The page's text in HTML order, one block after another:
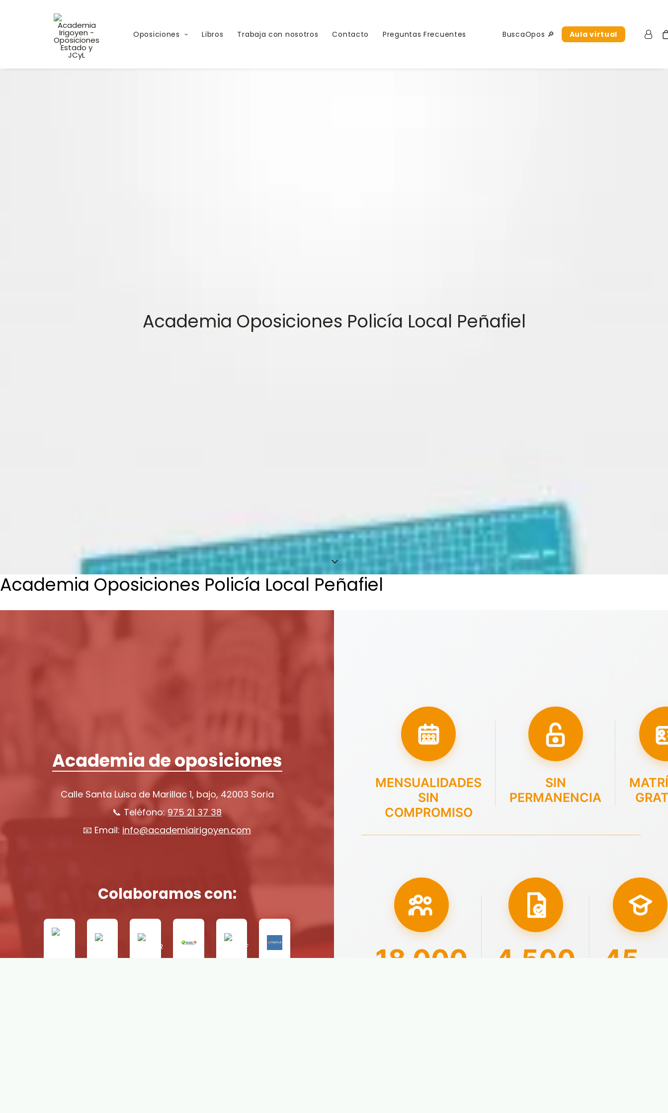
Oposiciones Libros Trabaja con nosotros Contacto Preguntas Frecuentes BuscaOpos 🔎 Aula virtual
Academia Oposiciones Policía Local Peñafiel
Academia Oposiciones Policía Local Peñafiel
Academia de oposiciones
Calle Santa Luisa de Marillac 1, bajo, 42003 Soria
📞 Teléfono: 975 21 37 38
📧 Email: info@academiairigoyen.com
Colaboramos con:
MENSUALIDADES
SIN
COMPROMISO
SIN
PERMANENCIA
18.000 4.500 45